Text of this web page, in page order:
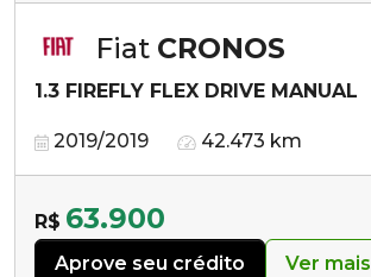
Fiat CRONOS
1.3 FIREFLY FLEX DRIVE MANUAL
2019/2019 42.473 km
R$ 63.900
Aprove seu crédito Ver mais